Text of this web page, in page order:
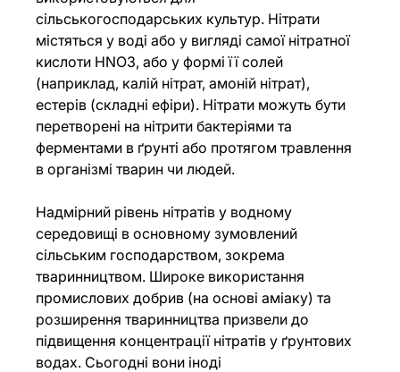
сільськогосподарських культур. Нітрати
містяться у воді або у вигляді самої нітратної
кислоти HNO3, або у формі її солей
(наприклад, калій нітрат, амоній нітрат),
естерів (складні ефіри). Нітрати можуть бути
перетворені на нітрити бактеріями та
ферментами в ґрунті або протягом травлення
в організмі тварин чи людей.
Надмірний рівень нітратів у водному
середовищі в основному зумовлений
сільським господарством, зокрема
тваринництвом. Широке використання
промислових добрив (на основі аміаку) та
розширення тваринництва призвели до
підвищення концентрації нітратів у ґрунтових
водах. Сьогодні вони іноді